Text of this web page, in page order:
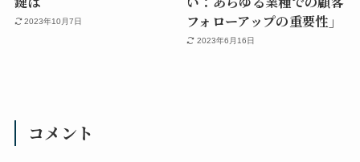
2023年10月7日
フォローアップの重要性」
2023年6月16日
コメント